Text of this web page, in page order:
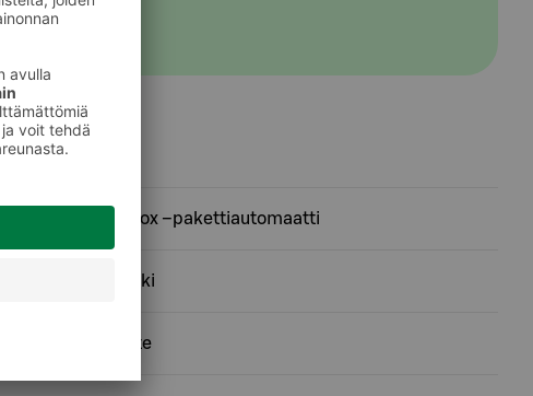
Budbee Box –pakettiautomaatti
Koiraparkki
Paistopiste